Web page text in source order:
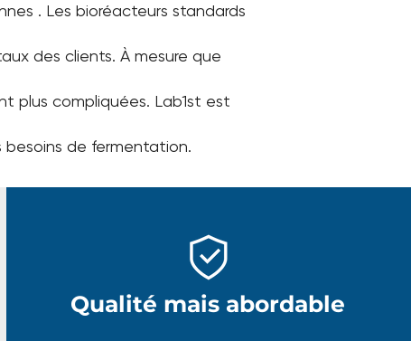
. Les bioréacteurs standards
des clients. À mesure que
plus compliquées. Lab1st est
de fermentation.
Qualité mais abordable